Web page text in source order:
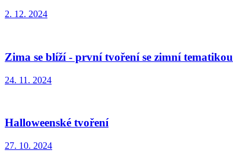
2. 12. 2024
Zima se blíží - první tvoření se zimní tematikou
24. 11. 2024
Halloweenské tvoření
27. 10. 2024